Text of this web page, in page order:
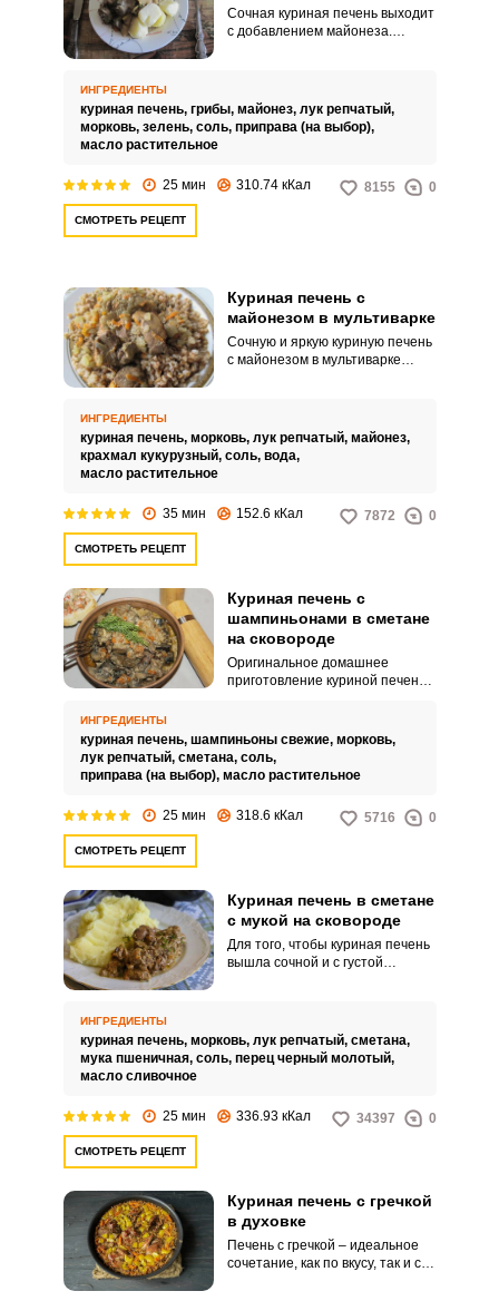
Сочная куриная печень выходит
с добавлением майонеза.
ИНГРЕДИЕНТЫ
куриная печень, грибы, майонез, лук репчатый,
морковь, зелень, соль, приправа (на выбор),
масло растительное
25 мин 310.74 кКал 8155 0
СМОТРЕТЬ РЕЦЕПТ
Куриная печень с
майонезом в мультиварке
Сочную и яркую куриную печень
с майонезом в мультиварке
приготовление. Домашние
оценят сытную кулинарную
идею для вашего обеда или
ИНГРЕДИЕНТЫ
куриная печень, морковь, лук репчатый, майонез,
крахмал кукурузный, соль, вода,
масло растительное
35 мин 152.6 кКал 7872 0
СМОТРЕТЬ РЕЦЕПТ
Куриная печень с
шампиньонами в сметане
на сковороде
Оригинальное домашнее
приготовление куриной печени
сытным, нежным и сочным по
вкусу.
ИНГРЕДИЕНТЫ
куриная печень, шампиньоны свежие, морковь,
лук репчатый, сметана, соль,
приправа (на выбор), масло растительное
25 мин 318.6 кКал 5716 0
СМОТРЕТЬ РЕЦЕПТ
Куриная печень в сметане
с мукой на сковороде
Для того, чтобы куриная печень
вышла сочной и с густой
домашние.
ИНГРЕДИЕНТЫ
куриная печень, морковь, лук репчатый, сметана,
мука пшеничная, соль, перец черный молотый,
масло сливочное
25 мин 336.93 кКал 34397 0
СМОТРЕТЬ РЕЦЕПТ
Куриная печень с гречкой
в духовке
Печень с гречкой – идеальное
сочетание, как по вкусу, так и с